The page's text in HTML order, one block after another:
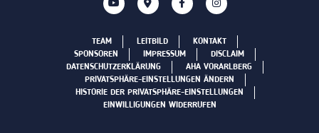
TEAM LEITBILD
KONTAKT
SPONSOREN
IMPRESSUM
DISCLAIM
DATENSCHUTZERKLÄRUNG
AHA VORARLBERG
PRIVATSPHÄRE-EINSTELLUNGEN ÄNDERN
HISTORIE DER PRIVATSPHÄRE-EINSTELLUNGEN
EINWILLIGUNGEN WIDERRUFEN